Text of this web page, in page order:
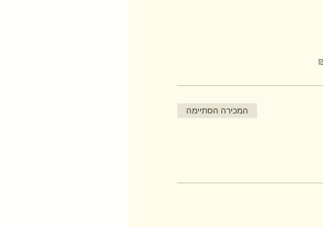
המכירה הסתיימה